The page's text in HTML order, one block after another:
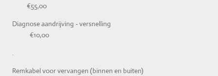
€55,00
Diagnose aandrijving - versnelling
€10,00
.
Remkabel voor vervangen (binnen en buiten)